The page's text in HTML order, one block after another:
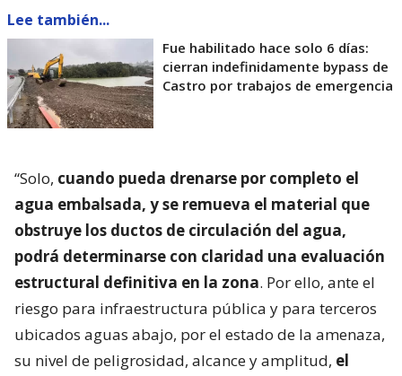
Lee también...
Fue habilitado hace solo 6 días:
cierran indefinidamente bypass de
Castro por trabajos de emergencia
“Solo, cuando pueda drenarse por completo el
agua embalsada, y se remueva el material que
obstruye los ductos de circulación del agua,
podrá determinarse con claridad una evaluación
estructural definitiva en la zona. Por ello, ante el
riesgo para infraestructura pública y para terceros
ubicados aguas abajo, por el estado de la amenaza,
su nivel de peligrosidad, alcance y amplitud, el